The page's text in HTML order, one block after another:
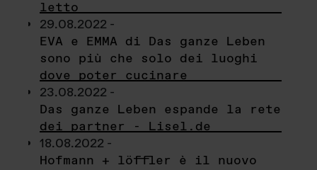
letto
29.08.2022 -
EVA e EMMA di Das ganze Leben
sono più che solo dei luoghi
dove poter cucinare
23.08.2022 -
Das ganze Leben espande la rete
dei partner - Lisel.de
18.08.2022 -
Hofmann + löffler è il nuovo